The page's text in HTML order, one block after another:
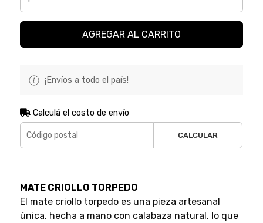
AGREGAR AL CARRITO
¡Envíos a todo el país!
Calculá el costo de envío
CALCULAR
MATE CRIOLLO TORPEDO
El mate criollo torpedo es una pieza artesanal
única, hecha a mano con calabaza natural, lo que